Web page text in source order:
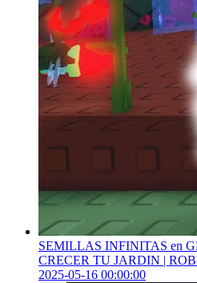
SEMILLAS INFINITAS en
CRECER TU JARDIN |
2025-05-16 00:00:00